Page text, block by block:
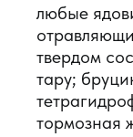
любые
твердом
тару;
тормозная